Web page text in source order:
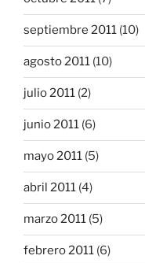
septiembre 2011 (10)
agosto 2011 (10)
julio 2011 (2)
junio 2011 (6)
mayo 2011 (5)
abril 2011 (4)
marzo 2011 (5)
febrero 2011 (6)